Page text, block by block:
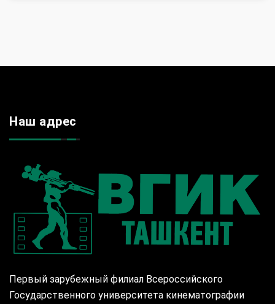
Наш адрес
Первый зарубежный филиал Всероссийского
Государственного университета кинематографии